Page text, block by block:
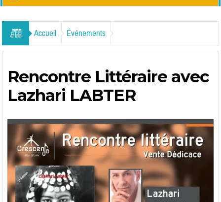
Accueil Événements
Rencontre Littéraire avec
Lazhari LABTER